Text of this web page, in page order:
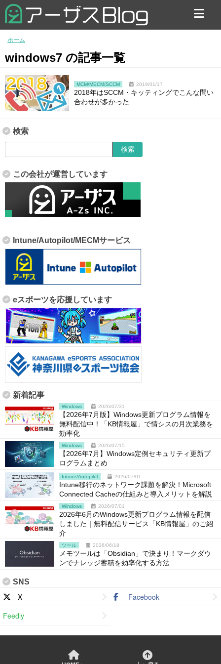
お問い合わせ
ホーム
windows7 の記事一覧
MCM/MECM/SCCM 2019/01/17
2018年はSCCM・キッティングでこんな問い
合わせが多かった
検索
この会社が運営しています
Intune/Autopilot/MECMサービス
eスポーツを応援しています
新着記事
Windows 2026/07/31
【2026年7月版】Windows更新プログラム情報を
無料配信中！「KB情報屋」で情シスの月次業務を
効率化
Windows 2026/07/15
【2026年7月】Windows定例セキュリティ更新プ
ログラムまとめ
Intune/Autopilot 2026/07/01
Intune移行のネットワーク課題を解決！Microsoft
Connected Cacheの仕組みと導入メリットを解説
Windows 2026/07/01
2026年6月のWindows更新プログラム情報を配信
しました｜無料配信サービス「KB情報屋」のご紹
介
ツール 2026/06/18
メモツールは「Obsidian」で決まり！マークダウ
ンでナレッジ蓄積を効率化する方法
SNS
X
Facebook
Feedly